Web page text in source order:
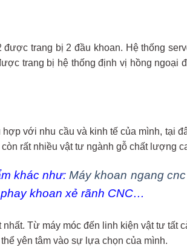
trang bị 2 đầu khoan. Hệ thống
trang bị hệ thống định vị hồng ngoại
với nhu cầu và kinh tế của mình, tại
rất nhiều vật tư ngành gỗ chất lượng
khác như:Máy khoan ngang
khoan xẻ rãnh CNC…
Từ máy móc đến linh kiện vật tư tất
yên tâm vào sự lựa chọn của mình.